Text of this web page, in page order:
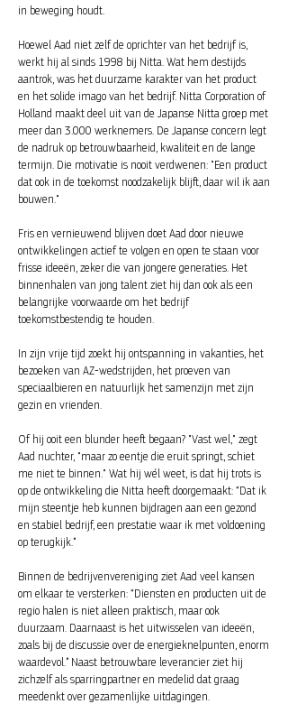
in beweging houdt.
Hoewel Aad niet zelf de oprichter van het bedrijf is,
werkt hij al sinds 1998 bij Nitta. Wat hem destijds
aantrok, was het duurzame karakter van het product
en het solide imago van het bedrijf. Nitta Corporation of
Holland maakt deel uit van de Japanse Nitta groep met
meer dan 3.000 werknemers. De Japanse concern legt
de nadruk op betrouwbaarheid, kwaliteit en de lange
termijn. Die motivatie is nooit verdwenen: "Een product
dat ook in de toekomst noodzakelijk blijft, daar wil ik aan
bouwen."
Fris en vernieuwend blijven doet Aad door nieuwe
ontwikkelingen actief te volgen en open te staan voor
frisse ideeën, zeker die van jongere generaties. Het
binnenhalen van jong talent ziet hij dan ook als een
belangrijke voorwaarde om het bedrijf
toekomstbestendig te houden.
In zijn vrije tijd zoekt hij ontspanning in vakanties, het
bezoeken van AZ-wedstrijden, het proeven van
speciaalbieren en natuurlijk het samenzijn met zijn
gezin en vrienden.
Of hij ooit een blunder heeft begaan? "Vast wel," zegt
Aad nuchter, "maar zo eentje die eruit springt, schiet
me niet te binnen." Wat hij wél weet, is dat hij trots is
op de ontwikkeling die Nitta heeft doorgemaakt: “Dat ik
mijn steentje heb kunnen bijdragen aan een gezond
en stabiel bedrijf, een prestatie waar ik met voldoening
op terugkijk.”
Binnen de bedrijvenvereniging ziet Aad veel kansen
om elkaar te versterken: “Diensten en producten uit de
regio halen is niet alleen praktisch, maar ook
duurzaam. Daarnaast is het uitwisselen van ideeën,
zoals bij de discussie over de energieknelpunten, enorm
waardevol.” Naast betrouwbare leverancier ziet hij
zichzelf als sparringpartner en medelid dat graag
meedenkt over gezamenlijke uitdagingen.